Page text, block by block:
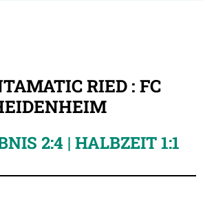
RIED : FC
2:4 | HALBZEIT 1:1